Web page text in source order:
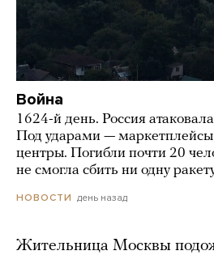
Война
1624-й день. Россия
Под ударами — маркетплейсы
центры. Погибли почти 20
не смогла сбить ни одну
НОВОСТИ день назад
Жительница Москвы